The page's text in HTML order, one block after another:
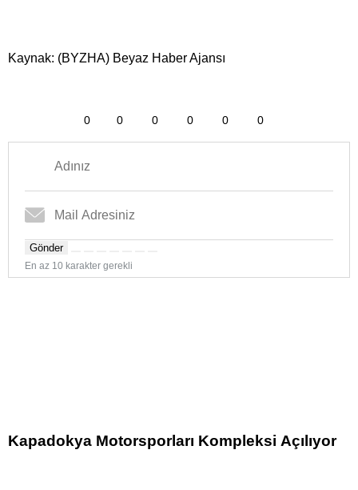
Kaynak: (BYZHA) Beyaz Haber Ajansı
0 0 0 0 0 0
Gönder
En az 10 karakter gerekli
Kapadokya Motorsporları Kompleksi Açılıyor